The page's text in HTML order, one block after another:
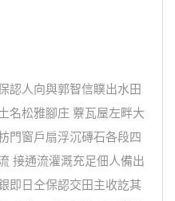
認人向與郭智信贌出水田
名松雅腳庄 藔瓦屋左畔大
門窗戶扇浮沉磚石各段四
接通流灌溉充足佃人備出
即日仝保認交田主收訖其